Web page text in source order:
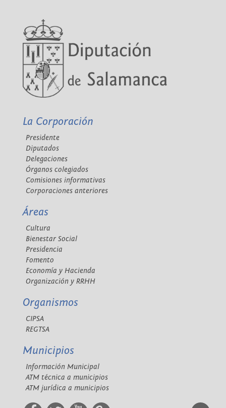
La Corporación
Presidente
Diputados
Delegaciones
Órganos colegiados
Comisiones informativas
Corporaciones anteriores
Áreas
Cultura
Bienestar Social
Presidencia
Fomento
Economía y Hacienda
Organización y RRHH
Organismos
CIPSA
REGTSA
Municipios
Información Municipal
ATM técnica a municipios
ATM jurídica a municipios